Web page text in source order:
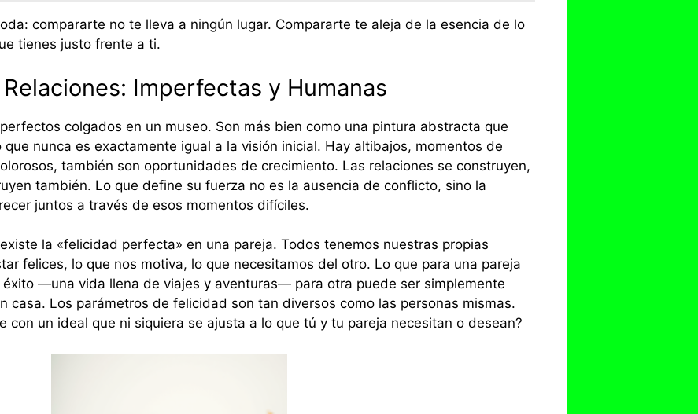
compararte no te lleva a ningún lugar. Compararte te aleja de la esencia de lo
tienes justo frente a ti.
Imperfectas y Humanas
colgados en un museo. Son más bien como una pintura abstracta que
nunca es exactamente igual a la visión inicial. Hay altibajos, momentos de
también son oportunidades de crecimiento. Las relaciones se construyen,
también. Lo que define su fuerza no es la ausencia de conflicto, sino la
juntos a través de esos momentos difíciles.
la «felicidad perfecta» en una pareja. Todos tenemos nuestras propias
felices, lo que nos motiva, lo que necesitamos del otro. Lo que para una pareja
—una vida llena de viajes y aventuras— para otra puede ser simplemente
casa. Los parámetros de felicidad son tan diversos como las personas mismas.
con un ideal que ni siquiera se ajusta a lo que tú y tu pareja necesitan o desean?